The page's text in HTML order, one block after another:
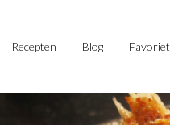
Recepten Blog Favoriet